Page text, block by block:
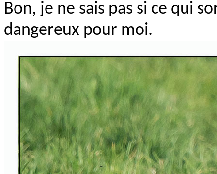
Bon, je ne sais pas si ce qui
dangereux pour moi.